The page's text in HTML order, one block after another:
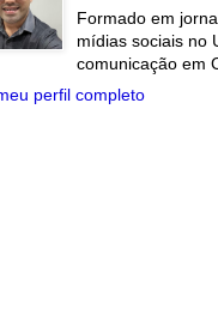
Formado em
mídias sociais no
comunicação em
perfil completo